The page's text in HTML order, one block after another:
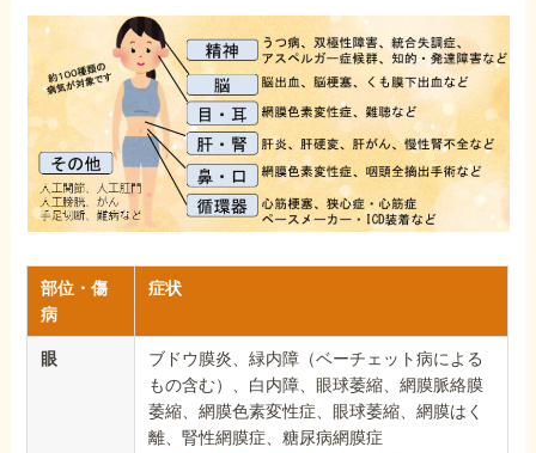
部位・傷
病
症状
眼
ブドウ膜炎、緑内障（ベーチェット病による
もの含む）、白内障、眼球萎縮、網膜脈絡膜
萎縮、網膜色素変性症、眼球萎縮、網膜はく
離、腎性網膜症、糖尿病網膜症